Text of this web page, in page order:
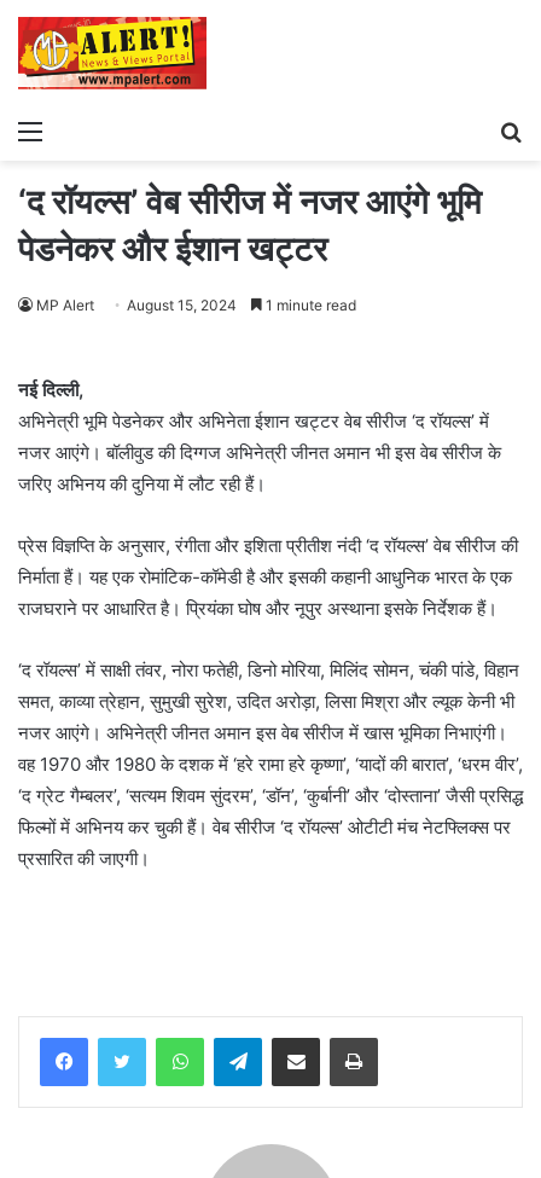
Menu
‘द रॉयल्स’ वेब सीरीज में नजर आएंगे भूमि
पेडनेकर और ईशान खट्टर
MP Alert August 15, 2024 1 minute read
नई दिल्ली,
अभिनेत्री भूमि पेडनेकर और अभिनेता ईशान खट्टर वेब सीरीज ‘द रॉयल्स’ में
नजर आएंगे। बॉलीवुड की दिग्गज अभिनेत्री जीनत अमान भी इस वेब सीरीज के
जरिए अभिनय की दुनिया में लौट रही हैं।
प्रेस विज्ञप्ति के अनुसार, रंगीता और इशिता प्रीतीश नंदी ‘द रॉयल्स’ वेब सीरीज की
निर्माता हैं। यह एक रोमांटिक-कॉमेडी है और इसकी कहानी आधुनिक भारत के एक
राजघराने पर आधारित है। प्रियंका घोष और नूपुर अस्थाना इसके निर्देशक हैं।
‘द रॉयल्स’ में साक्षी तंवर, नोरा फतेही, डिनो मोरिया, मिलिंद सोमन, चंकी पांडे, विहान
समत, काव्या त्रेहान, सुमुखी सुरेश, उदित अरोड़ा, लिसा मिश्रा और ल्यूक केनी भी
नजर आएंगे। अभिनेत्री जीनत अमान इस वेब सीरीज में खास भूमिका निभाएंगी।
वह 1970 और 1980 के दशक में ‘हरे रामा हरे कृष्णा’, ‘यादों की बारात’, ‘धरम वीर’,
‘द ग्रेट गैम्बलर’, ‘सत्यम शिवम सुंदरम’, ‘डॉन’, ‘कुर्बानी’ और ‘दोस्ताना’ जैसी प्रसिद्ध
फिल्मों में अभिनय कर चुकी हैं। वेब सीरीज ‘द रॉयल्स’ ओटीटी मंच नेटफ्लिक्स पर
प्रसारित की जाएगी।
WhatsAppTelegramShare via Email Print